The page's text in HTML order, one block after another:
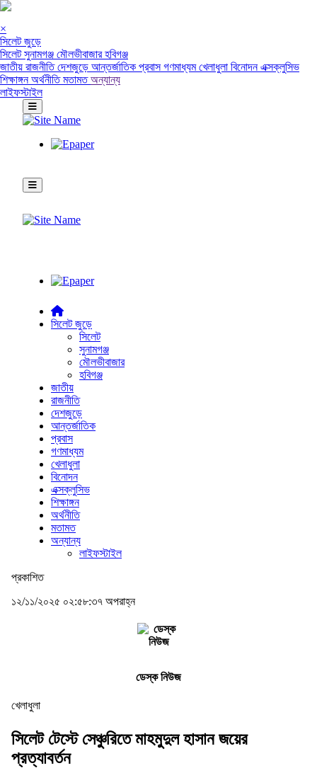
×
সিলেট জুড়ে
সিলেটসুনামগঞ্জ মৌলভীবাজারহবিগঞ্জ
জাতীয় রাজনীতিদেশজুড়ে আন্তর্জাতিক প্রবাসগণমাধ্যমখেলাধুলা বিনোদনএক্সক্লুসিভ
শিক্ষাঙ্গনঅর্থনীতিমতামতঅন্যান্য
লাইফস্টাইল
সিলেট জুড়ে
সিলেট
সুনামগঞ্জ
মৌলভীবাজার
হবিগঞ্জ
জাতীয়
রাজনীতি
দেশজুড়ে
আন্তর্জাতিক
প্রবাস
গণমাধ্যম
খেলাধুলা
বিনোদন
এক্সক্লুসিভ
শিক্ষাঙ্গন
অর্থনীতি
মতামত
অন্যান্য
লাইফস্টাইল
প্রকাশিত
১২/১১/২০২৫ ০২:৫৮:৩৭ অপরাহ্ন
ডেস্ক নিউজ
খেলাধুলা
সিলেট টেস্টে সেঞ্চুরিতে মাহমুদুল হাসান জয়ের
প্রত্যাবর্তন